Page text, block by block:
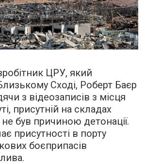
ЦРУ, який
Сході, Роберт Баєр
з відеозаписів з місця
присутній на складах
був причиною детонації.
присутності в порту
боєприпасів